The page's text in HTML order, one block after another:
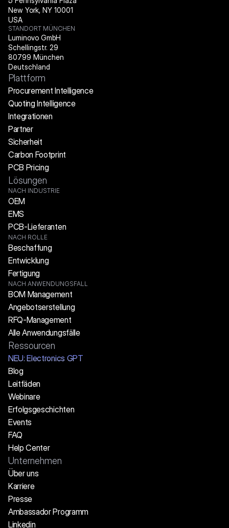
New York, NY 10001
USA
STANDORT MÜNCHEN
Luminovo GmbH
Schellingstr. 29
80799 München
Deutschland
Plattform
Procurement Intelligence
Quoting Intelligence
Integrationen
Partner
Sicherheit
Carbon Footprint
PCB Pricing
Lösungen
NACH INDUSTRIE
OEM
EMS
PCB-Lieferanten
NACH ROLLE
Beschaffung
Entwicklung
Fertigung
NACH ANWENDUNGSFALL
BOM Management
Angebotserstellung
RFQ-Management
Alle Anwendungsfälle
Ressourcen
NEU: Electronics GPT
Blog
Leitfäden
Webinare
Erfolgsgeschichten
Events
FAQ
Help Center
Unternehmen
Über uns
Karriere
Presse
Ambassador Programm
Linkedin